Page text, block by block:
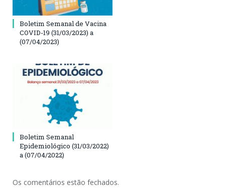
Boletim Semanal de Vacina
COVID-19 (31/03/2023) a
(07/04/2023)
Boletim Semanal
Epidemiológico (31/03/2022)
a (07/04/2022)
Os comentários estão fechados.